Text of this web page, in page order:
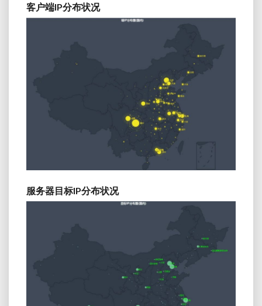
客户端IP分布状况
服务器目标IP分布状况